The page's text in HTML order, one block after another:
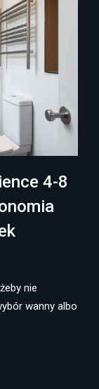
4-8
nie
wanny albo